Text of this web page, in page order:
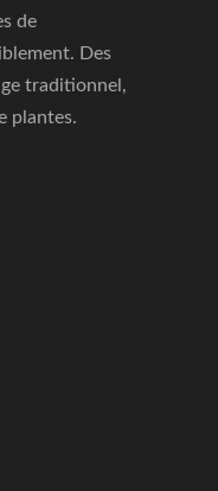
de
Des
traditionnel,
plantes.